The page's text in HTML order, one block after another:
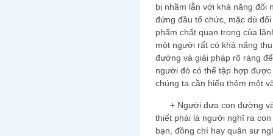
bị nhầm lẫn với khả năng đối
đứng đầu tổ chức, mặc dù
phẩm chất quan trọng của
một người rất có khả năng
đường và giải pháp rõ ràng
người đó có thể tập hợp
chúng ta cần hiểu thêm một
+ Người đưa con đường và
thiết phải là người nghĩ ra
bạn, đồng chí hay quân sư